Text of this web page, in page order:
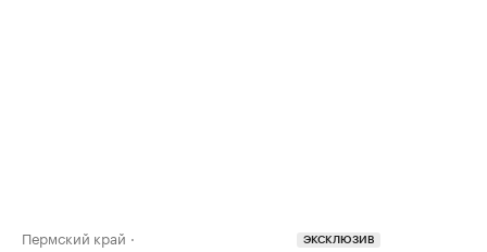
Пермский край ЭКСКЛЮЗИВ